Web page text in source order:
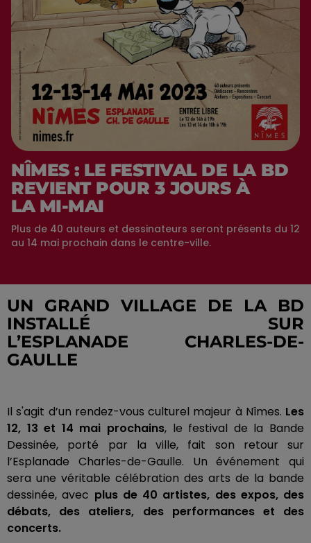
NÎMES : LE FESTIVAL DE LA BD
REVIENT POUR 3 JOURS À
LA MI-MAI
Plus de 40 auteurs et dessinateurs seront présents du 12
au 14 mai prochain dans le centre-ville.
UN GRAND VILLAGE DE LA BD
INSTALLÉ SUR
L’ESPLANADE CHARLES-DE-
GAULLE
Il s'agit d’un rendez-vous culturel majeur à Nîmes. Les
12, 13 et 14 mai prochains, le festival de la Bande
Dessinée, porté par la ville, fait son retour sur
l’Esplanade Charles-de-Gaulle. Un événement qui
sera une véritable célébration des arts de la bande
dessinée, avec plus de 40 artistes, des expos, des
débats, des ateliers, des performances et des
concerts.